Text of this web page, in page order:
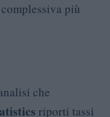
più
che
riporti tassi